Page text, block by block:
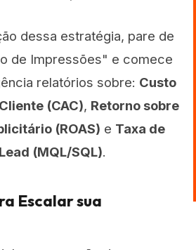
dessa estratégia, pare de
de Impressões" e comece
relatórios sobre: Custo
(CAC), Retorno sobre
(ROAS) e Taxa de
(MQL/SQL).
Escalar sua